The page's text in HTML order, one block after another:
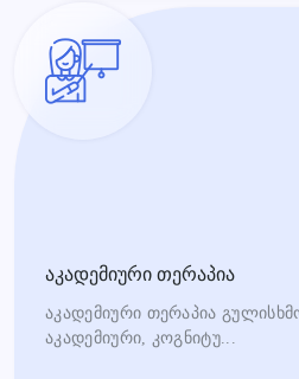
აკადემიური თერაპია
აკადემიური თერაპია
აკადემიური, კოგნიტუ...